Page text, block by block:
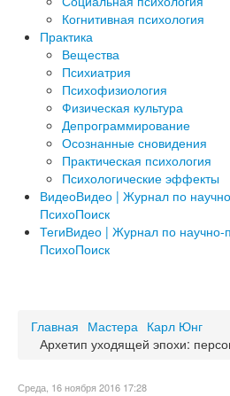
Когнитивная психология
Практика
Вещества
Психиатрия
Психофизиология
Физическая культура
Депрограммирование
Осознанные сновидения
Практическая психология
Психологические эффекты
ВидеоВидео | Журнал по
ПсихоПоиск
ТегиВидео | Журнал по научно-
ПсихоПоиск
Главная Мастера Карл Юнг
Архетип уходящей эпохи:
Среда, 16 ноября 2016 17:28